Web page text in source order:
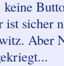
keine
ist sicher
Aber